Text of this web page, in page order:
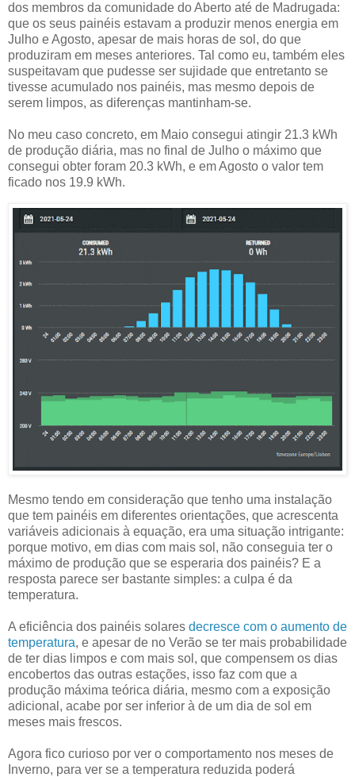
dos membros da comunidade do Aberto até de Madrugada:
que os seus painéis estavam a produzir menos energia em
Julho e Agosto, apesar de mais horas de sol, do que
produziram em meses anteriores. Tal como eu, também eles
suspeitavam que pudesse ser sujidade que entretanto se
tivesse acumulado nos painéis, mas mesmo depois de
serem limpos, as diferenças mantinham-se.
No meu caso concreto, em Maio consegui atingir 21.3 kWh
de produção diária, mas no final de Julho o máximo que
consegui obter foram 20.3 kWh, e em Agosto o valor tem
ficado nos 19.9 kWh.
Mesmo tendo em consideração que tenho uma instalação
que tem painéis em diferentes orientações, que acrescenta
variáveis adicionais à equação, era uma situação intrigante:
porque motivo, em dias com mais sol, não conseguia ter o
máximo de produção que se esperaria dos painéis? E a
resposta parece ser bastante simples: a culpa é da
temperatura.
A eficiência dos painéis solares decresce com o aumento de
temperatura, e apesar de no Verão se ter mais probabilidade
de ter dias limpos e com mais sol, que compensem os dias
encobertos das outras estações, isso faz com que a
produção máxima teórica diária, mesmo com a exposição
adicional, acabe por ser inferior à de um dia de sol em
meses mais frescos.
Agora fico curioso por ver o comportamento nos meses de
Inverno, para ver se a temperatura reduzida poderá